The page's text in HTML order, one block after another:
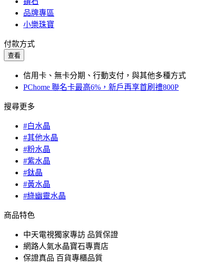
品牌專區
小樂珠寶
付款方式
查看
信用卡、無卡分期、行動支付，與其他多種方式
PChome 聯名卡最高6%，新戶再享首刷禮800P
搜尋更多
#白水晶
#其他水晶
#粉水晶
#紫水晶
#鈦晶
#黃水晶
#綠幽靈水晶
商品特色
中天電視獨家專訪 品質保證
網路人氣水晶寶石專賣店
保證真品 百貨專櫃品質